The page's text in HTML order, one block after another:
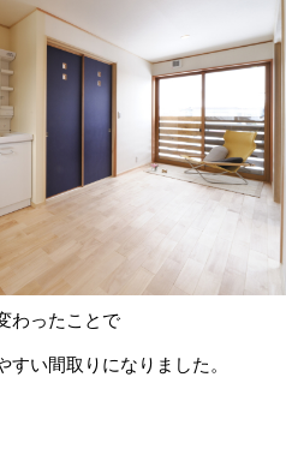
わったことで
い間取りになりました。